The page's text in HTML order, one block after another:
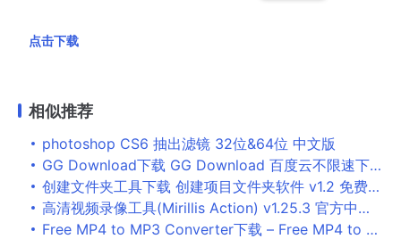
点击下载
相似推荐
photoshop CS6 抽出滤镜 32位&64位 中文版
GG Download下载 GG Download 百度云不限速下载神器 V1.3 免装版
创建文件夹工具下载 创建项目文件夹软件 v1.2 免费绿色版
高清视频录像工具(Mirillis Action) v1.25.3 官方中文特别版
Free MP4 to MP3 Converter下载 – Free MP4 to MP3 Converter 1.7 中文64位便携版